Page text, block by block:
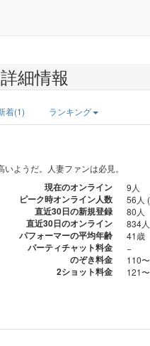
細情報
着(1) ランキング
ようだ。人妻ファンは必見。
現在のオンライン 9人
ピーク時オンライン人数 56人
直近30日の新規登録 80人
直近30日のオンライン 834人
パフォーマーの平均年齢 41歳
パーティチャット料金 −
のぞき料金 110
2ショット料金 121